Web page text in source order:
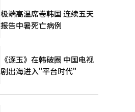
极端高温席卷韩国 连续五天
报告中暑死亡病例
《逐玉》在韩破圈 中国电视
剧出海进入"平台时代"